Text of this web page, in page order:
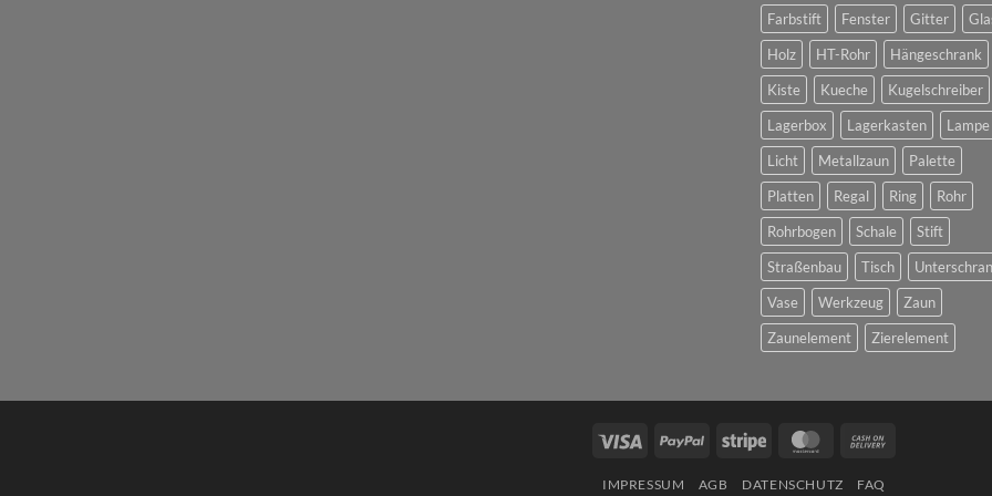
Farbstift Fenster Gitter
Holz
HT-Rohr
Hängeschrank
Kiste
Kueche
Kugelschreiber
Lagerbox
Lagerkasten
Lampe
Licht
Metallzaun
Palette
Platten
Regal Ring
Rohr
Rohrbogen
Schale
Stift
Straßenbau
Tisch
Vase
Werkzeug
Zaun
Zaunelement
Zierelement
Visa PayPal Stripe MasterCard
IMPRESSUM AGB DATENSCHUTZ FAQ